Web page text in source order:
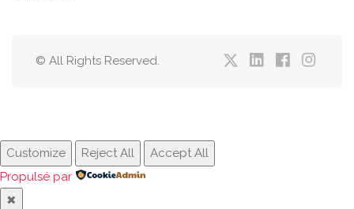
© All Rights Reserved.
Customize Reject All
Accept All
Propulsé par
✖